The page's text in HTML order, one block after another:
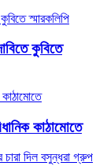
কুবিতে
কাঠামোতে